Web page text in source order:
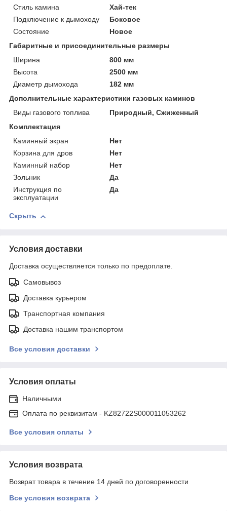
Стиль камина
Хай-тек
Подключение к дымоходу
Боковое
Состояние
Новое
Габаритные и присоединительные размеры
Ширина
800 мм
Высота
2500 мм
Диаметр дымохода
182 мм
Дополнительные характеристики газовых каминов
Виды газового топлива
Природный, Сжиженный
Комплектация
Каминный экран
Нет
Корзина для дров
Нет
Каминный набор
Нет
Зольник
Да
Инструкция по
эксплуатации
Да
Скрыть
Условия доставки
Доставка осуществляется только по предоплате.
Самовывоз
Доставка курьером
Транспортная компания
Доставка нашим транспортом
Все условия доставки
Условия оплаты
Наличными
Оплата по реквизитам - KZ82722S000011053262
Все условия оплаты
Условия возврата
Возврат товара в течение 14 дней по договоренности
Все условия возврата